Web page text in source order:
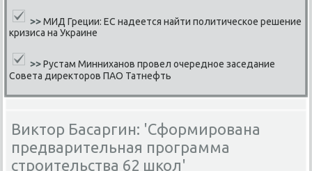
>>МИД Греции: ЕС надеется найти политическое решение
кризиса на Украине
>> Рустам Минниханов провел очередное заседание
Совета директоров ПАО Татнефть
Виктор Басаргин: 'Сформирована
предварительная программа
строительства 62 школ'